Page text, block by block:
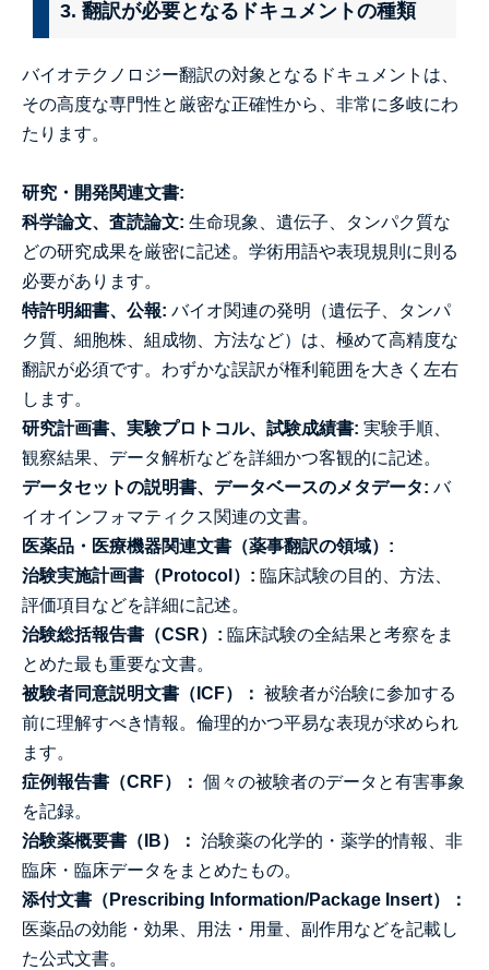
3. 翻訳が必要となるドキュメントの種類
バイオテクノロジー翻訳の対象となるドキュメントは、
その高度な専門性と厳密な正確性から、非常に多岐にわ
たります。
研究・開発関連文書:
科学論文、査読論文: 生命現象、遺伝子、タンパク質な
どの研究成果を厳密に記述。学術用語や表現規則に則る
必要があります。
特許明細書、公報: バイオ関連の発明（遺伝子、タンパ
ク質、細胞株、組成物、方法など）は、極めて高精度な
翻訳が必須です。わずかな誤訳が権利範囲を大きく左右
します。
研究計画書、実験プロトコル、試験成績書: 実験手順、
観察結果、データ解析などを詳細かつ客観的に記述。
データセットの説明書、データベースのメタデータ: バ
イオインフォマティクス関連の文書。
医薬品・医療機器関連文書（薬事翻訳の領域）:
治験実施計画書（Protocol）: 臨床試験の目的、方法、
評価項目などを詳細に記述。
治験総括報告書（CSR）: 臨床試験の全結果と考察をま
とめた最も重要な文書。
被験者同意説明文書（ICF）： 被験者が治験に参加する
前に理解すべき情報。倫理的かつ平易な表現が求められ
ます。
症例報告書（CRF）： 個々の被験者のデータと有害事象
を記録。
治験薬概要書（IB）： 治験薬の化学的・薬学的情報、非
臨床・臨床データをまとめたもの。
添付文書（Prescribing Information/Package Insert）：
医薬品の効能・効果、用法・用量、副作用などを記載し
た公式文書。